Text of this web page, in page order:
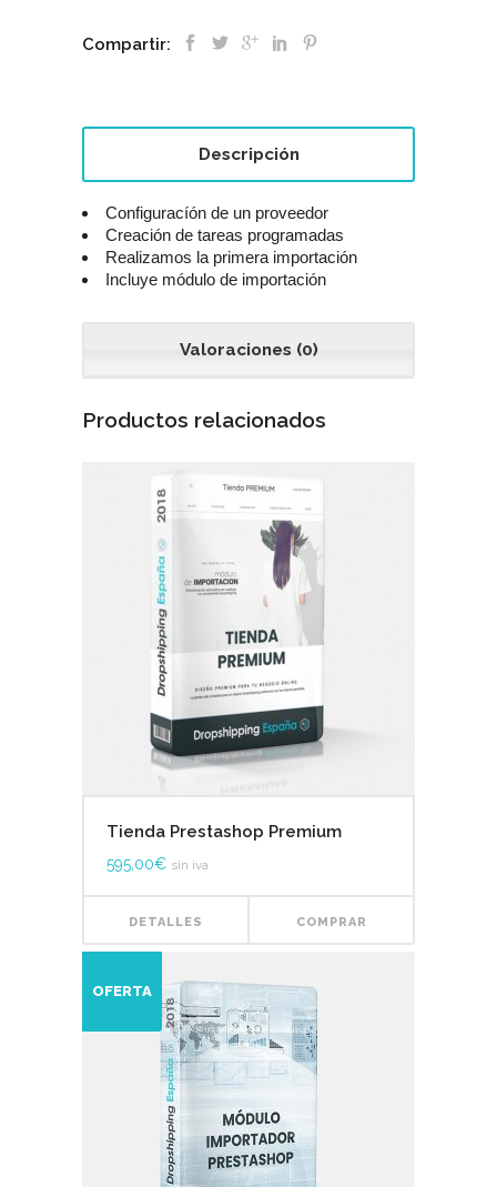
Compartir:
Descripción
Configuracíón de un proveedor
Creación de tareas programadas
Realizamos la primera importación
Incluye módulo de importación
Valoraciones (0)
Productos relacionados
Tienda Prestashop Premium
595,00€ sin iva
DETALLES COMPRAR
OFERTA